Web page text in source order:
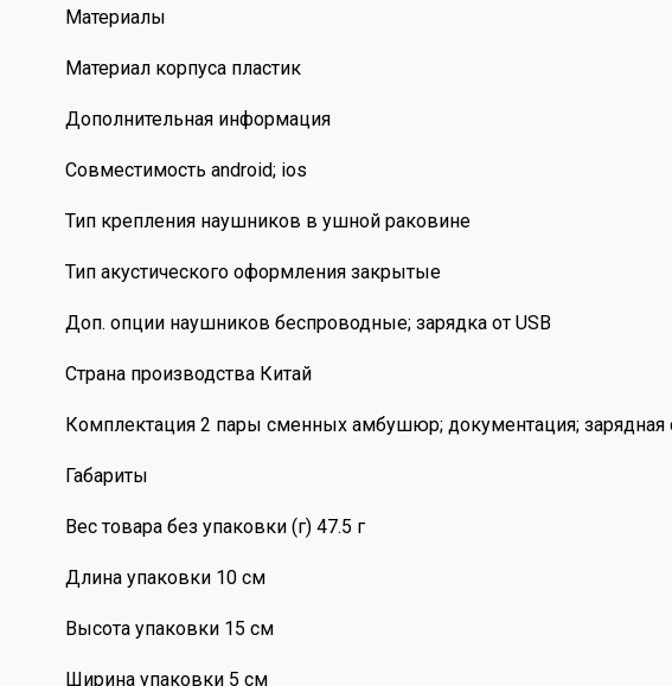
Материалы
Материал корпуса пластик
Дополнительная информация
Совместимость android; ios
Тип крепления наушников в ушной раковине
Тип акустического оформления закрытые
Доп. опции наушников беспроводные; зарядка от USB
Страна производства Китай
Комплектация 2 пары сменных амбушюр; документация; зарядная
Габариты
Вес товара без упаковки (г) 47.5 г
Длина упаковки 10 см
Высота упаковки 15 см
Ширина упаковки 5 см